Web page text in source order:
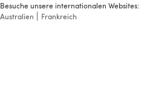
Besuche unsere internationalen Websites:
Australien
Frankreich